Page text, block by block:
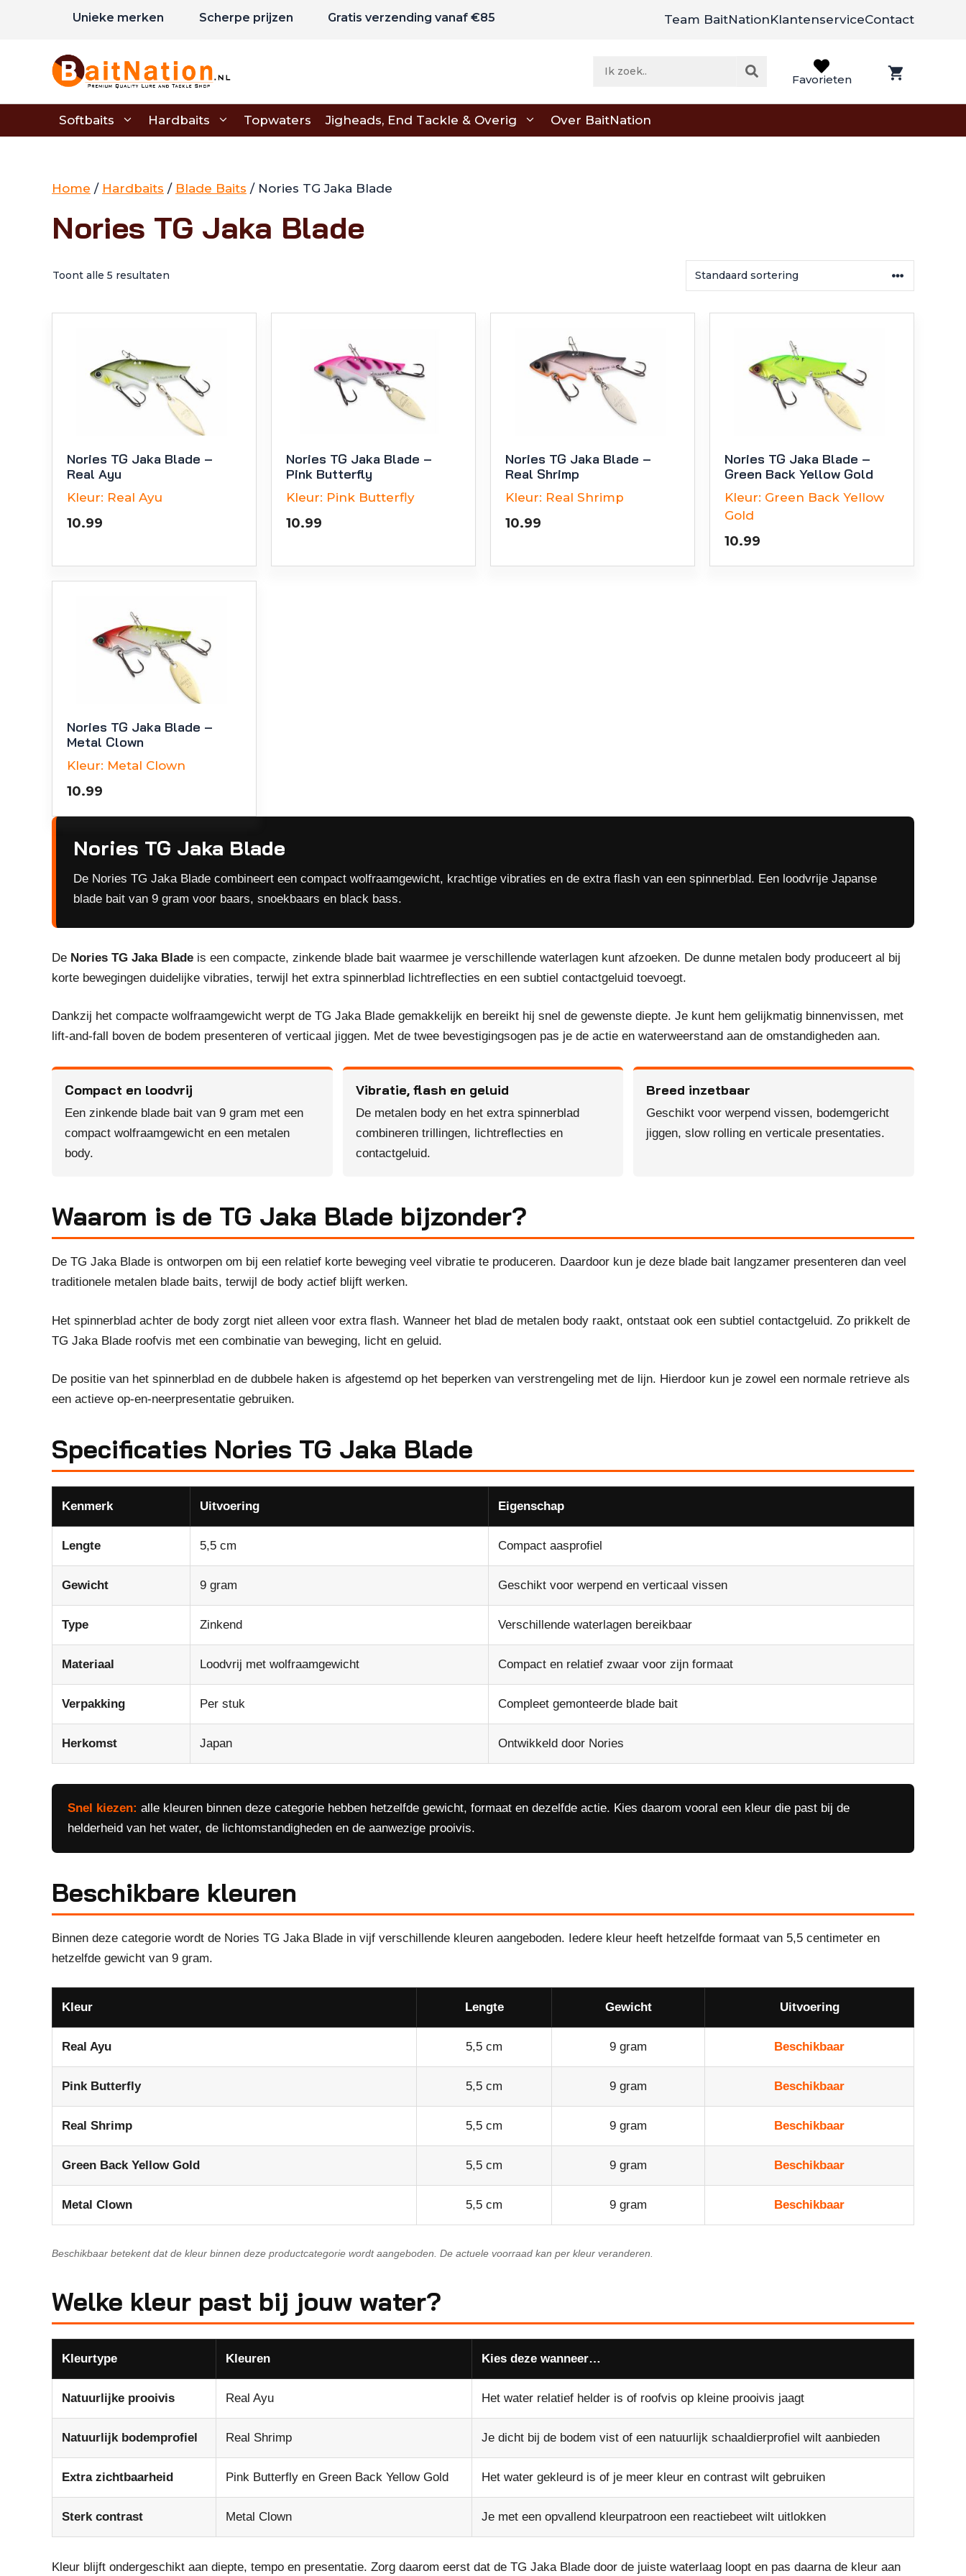
Unieke merken Scherpe prijzen Gratis verzending vanaf €85 Team BaitNationKlantenserviceContact
Favorieten
Softbaits Hardbaits Topwaters Jigheads, End Tackle & Overig Over BaitNation
Home / Hardbaits / Blade Baits / Nories TG Jaka Blade
Nories TG Jaka Blade
Toont alle 5 resultaten
Nories TG Jaka Blade –
Real Ayu
Kleur: Real Ayu
10.99
Nories TG Jaka Blade –
Pink Butterfly
Kleur: Pink Butterfly
10.99
Nories TG Jaka Blade –
Real Shrimp
Kleur: Real Shrimp
10.99
Nories TG Jaka Blade –
Green Back Yellow Gold
Kleur: Green Back Yellow
Gold
10.99
Nories TG Jaka Blade –
Metal Clown
Kleur: Metal Clown
10.99
Nories TG Jaka Blade
De Nories TG Jaka Blade combineert een compact wolfraamgewicht, krachtige vibraties en de extra flash van een spinnerblad. Een loodvrije Japanse
blade bait van 9 gram voor baars, snoekbaars en black bass.
De Nories TG Jaka Blade is een compacte, zinkende blade bait waarmee je verschillende waterlagen kunt afzoeken. De dunne metalen body produceert al bij
korte bewegingen duidelijke vibraties, terwijl het extra spinnerblad lichtreflecties en een subtiel contactgeluid toevoegt.
Dankzij het compacte wolfraamgewicht werpt de TG Jaka Blade gemakkelijk en bereikt hij snel de gewenste diepte. Je kunt hem gelijkmatig binnenvissen, met
lift-and-fall boven de bodem presenteren of verticaal jiggen. Met de twee bevestigingsogen pas je de actie en waterweerstand aan de omstandigheden aan.
Compact en loodvrij
Een zinkende blade bait van 9 gram met een
compact wolfraamgewicht en een metalen
body.
Vibratie, flash en geluid
De metalen body en het extra spinnerblad
combineren trillingen, lichtreflecties en
contactgeluid.
Breed inzetbaar
Geschikt voor werpend vissen, bodemgericht
jiggen, slow rolling en verticale presentaties.
Waarom is de TG Jaka Blade bijzonder?
De TG Jaka Blade is ontworpen om bij een relatief korte beweging veel vibratie te produceren. Daardoor kun je deze blade bait langzamer presenteren dan veel
traditionele metalen blade baits, terwijl de body actief blijft werken.
Het spinnerblad achter de body zorgt niet alleen voor extra flash. Wanneer het blad de metalen body raakt, ontstaat ook een subtiel contactgeluid. Zo prikkelt de
TG Jaka Blade roofvis met een combinatie van beweging, licht en geluid.
De positie van het spinnerblad en de dubbele haken is afgestemd op het beperken van verstrengeling met de lijn. Hierdoor kun je zowel een normale retrieve als
een actieve op-en-neerpresentatie gebruiken.
Specificaties Nories TG Jaka Blade
Kenmerk Uitvoering Eigenschap
Lengte 5,5 cm Compact aasprofiel
Gewicht 9 gram Geschikt voor werpend en verticaal vissen
Type Zinkend Verschillende waterlagen bereikbaar
Materiaal Loodvrij met wolfraamgewicht Compact en relatief zwaar voor zijn formaat
Verpakking Per stuk Compleet gemonteerde blade bait
Herkomst Japan Ontwikkeld door Nories
Snel kiezen: alle kleuren binnen deze categorie hebben hetzelfde gewicht, formaat en dezelfde actie. Kies daarom vooral een kleur die past bij de
helderheid van het water, de lichtomstandigheden en de aanwezige prooivis.
Beschikbare kleuren
Binnen deze categorie wordt de Nories TG Jaka Blade in vijf verschillende kleuren aangeboden. Iedere kleur heeft hetzelfde formaat van 5,5 centimeter en
hetzelfde gewicht van 9 gram.
Kleur Lengte Gewicht Uitvoering
Real Ayu 5,5 cm 9 gram Beschikbaar
Pink Butterfly 5,5 cm 9 gram Beschikbaar
Real Shrimp 5,5 cm 9 gram Beschikbaar
Green Back Yellow Gold 5,5 cm 9 gram Beschikbaar
Metal Clown 5,5 cm 9 gram Beschikbaar
Beschikbaar betekent dat de kleur binnen deze productcategorie wordt aangeboden. De actuele voorraad kan per kleur veranderen.
Welke kleur past bij jouw water?
Kleurtype Kleuren Kies deze wanneer…
Natuurlijke prooivis Real Ayu Het water relatief helder is of roofvis op kleine prooivis jaagt
Natuurlijk bodemprofiel Real Shrimp Je dicht bij de bodem vist of een natuurlijk schaaldierprofiel wilt aanbieden
Extra zichtbaarheid Pink Butterfly en Green Back Yellow Gold Het water gekleurd is of je meer kleur en contrast wilt gebruiken
Sterk contrast Metal Clown Je met een opvallend kleurpatroon een reactiebeet wilt uitlokken
Kleur blijft ondergeschikt aan diepte, tempo en presentatie. Zorg daarom eerst dat de TG Jaka Blade door de juiste waterlaag loopt en pas daarna de kleur aan